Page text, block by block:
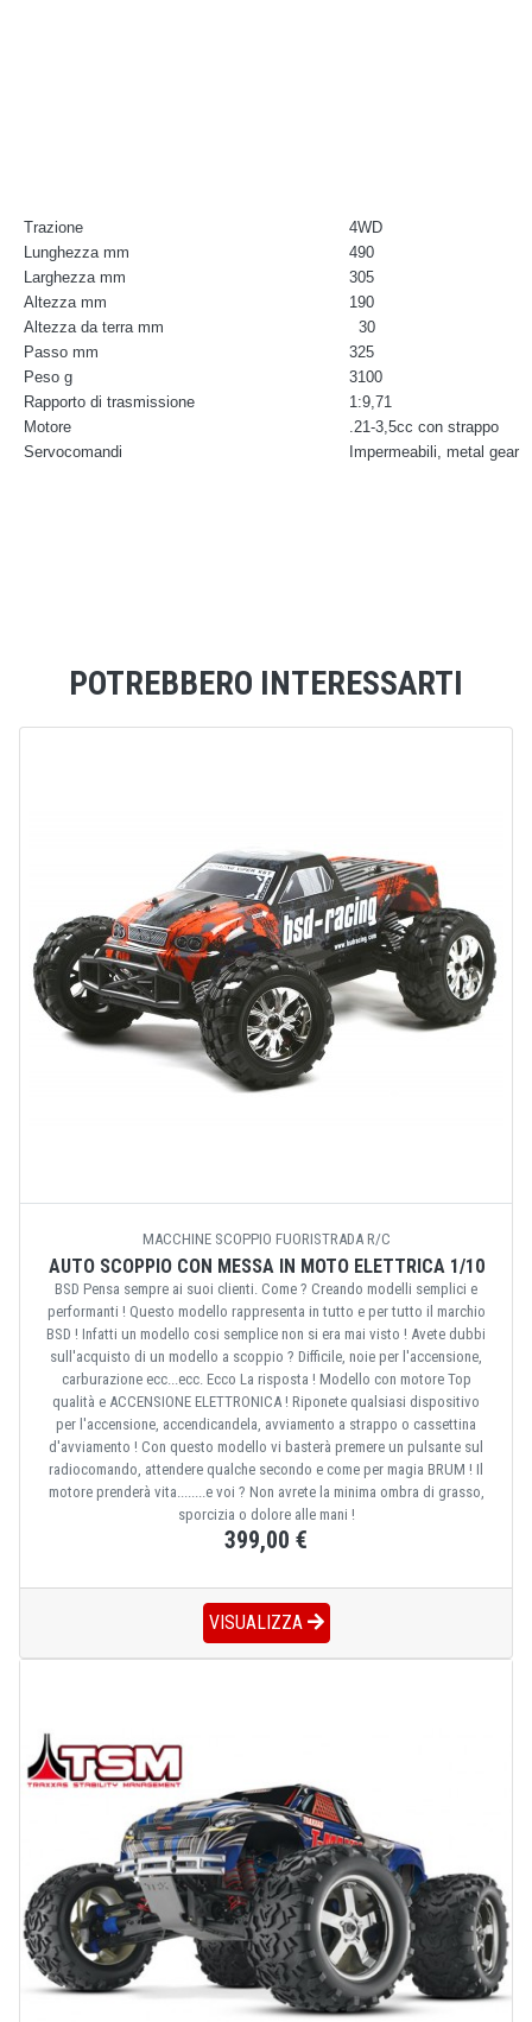
Trazione
4WD
Lunghezza mm
490
Larghezza mm
305
Altezza mm
190
Altezza da terra mm
30
Passo mm
325
Peso g
3100
Rapporto di trasmissione
1:9,71
Motore
.21-3,5cc con strappo
Servocomandi
Impermeabili, metal gear
POTREBBERO INTERESSARTI
MACCHINE SCOPPIO FUORISTRADA R/C
AUTO SCOPPIO CON MESSA IN MOTO ELETTRICA 1/10
BSD Pensa sempre ai suoi clienti. Come ? Creando modelli semplici e
performanti ! Questo modello rappresenta in tutto e per tutto il marchio
BSD ! Infatti un modello cosi semplice non si era mai visto ! Avete dubbi
sull'acquisto di un modello a scoppio ? Difficile, noie per l'accensione,
carburazione ecc...ecc. Ecco La risposta ! Modello con motore Top
qualità e ACCENSIONE ELETTRONICA ! Riponete qualsiasi dispositivo
per l'accensione, accendicandela, avviamento a strappo o cassettina
d'avviamento ! Con questo modello vi basterà premere un pulsante sul
radiocomando, attendere qualche secondo e come per magia BRUM ! Il
motore prenderà vita........e voi ? Non avrete la minima ombra di grasso,
sporcizia o dolore alle mani !
399,00 €
VISUALIZZA